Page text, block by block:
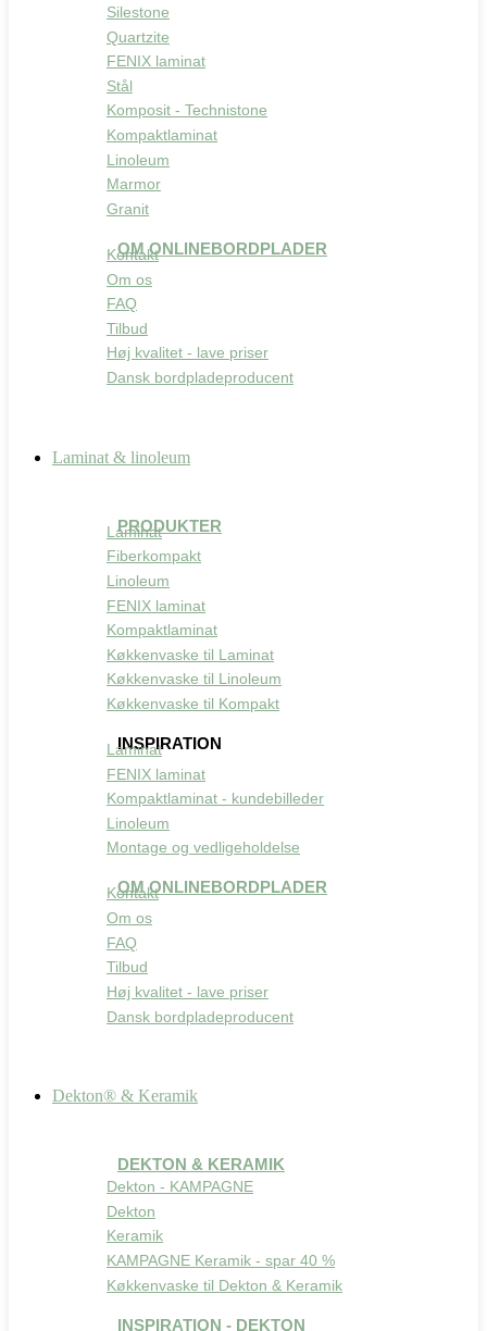
Silestone
Quartzite
FENIX laminat
Stål
Komposit - Technistone
Kompaktlaminat
Linoleum
Marmor
Granit
OM ONLINEBORDPLADER
Kontakt
Om os
FAQ
Tilbud
Høj kvalitet - lave priser
Dansk bordpladeproducent
Laminat & linoleum
PRODUKTER
Laminat
Fiberkompakt
Linoleum
FENIX laminat
Kompaktlaminat
Køkkenvaske til Laminat
Køkkenvaske til Linoleum
Køkkenvaske til Kompakt
INSPIRATION
Laminat
FENIX laminat
Kompaktlaminat - kundebilleder
Linoleum
Montage og vedligeholdelse
OM ONLINEBORDPLADER
Kontakt
Om os
FAQ
Tilbud
Høj kvalitet - lave priser
Dansk bordpladeproducent
Dekton® & Keramik
DEKTON & KERAMIK
Dekton - KAMPAGNE
Dekton
Keramik
KAMPAGNE Keramik - spar 40 %
Køkkenvaske til Dekton & Keramik
INSPIRATION - DEKTON